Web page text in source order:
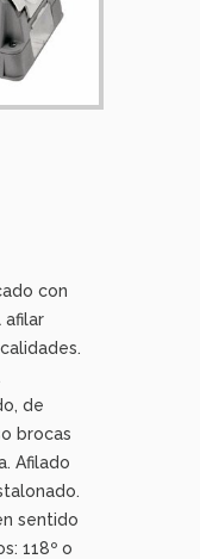
con
afilar
de
brocas
Afilado
sentido
118º o